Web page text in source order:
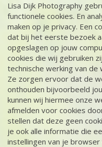
Lisa Dijk Photography
functionele cookies. En
maken op je privacy. Een
dat bij het eerste bezoek
opgeslagen op jouw
cookies die wij gebruiken
technische werking van
Ze zorgen ervoor dat de
onthouden bijvoorbeeld
kunnen wij hiermee onze
afmelden voor cookies
stellen dat deze geen
je ook alle informatie die
instellingen van je